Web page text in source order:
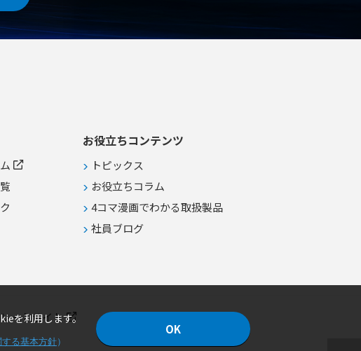
お役立ちコンテンツ
トピックス
お役立ちコラム
4コマ漫画でわかる取扱製品
社員ブログ
ートサイト
を利用します。
る基本方針）
OK